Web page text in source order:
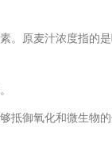
原麦汁浓度指的
御氧化和微生物